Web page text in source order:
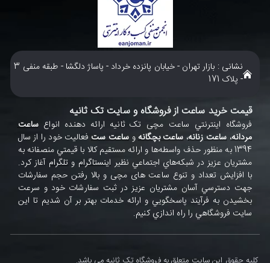
نشانی : بازار تهران - خیابان پانزده خرداد - پاساژ دلگشا - طبقه منفی 3
- پلاک 171
قیمت خرید ساعت از فروشگاه و سایت تک ثانیه
فروشگاه اينترنتي ساعت مچی تک ثانيه ارائه دهنده انواعساعت
مردانه، ساعت زنانه، ساعت بچگانهو ساعت ستفعاليت خود را از سال
1394 به منظور حذف واسطه‌ها و ارائه مستقيم کالا با قيمتي منصفانه به
مشتريان عزيز در شبکه‌هاي اجتماعي نظير اينستاگرام و تلگرام آغاز کرد.
با افزايش تعداد و تنوع ساعت های مچی و بالا رفتن حجم سفارشات
جهت دسترسي آسان مشتريان عزيز در ثبت سفارشات خود و سرعت
بخشيدن به فرآيند پاسخگويي و ارائه خدمات بهتر بر آن شديم تا اين
سايت فروشگاهي را راه اندازي کنيم.